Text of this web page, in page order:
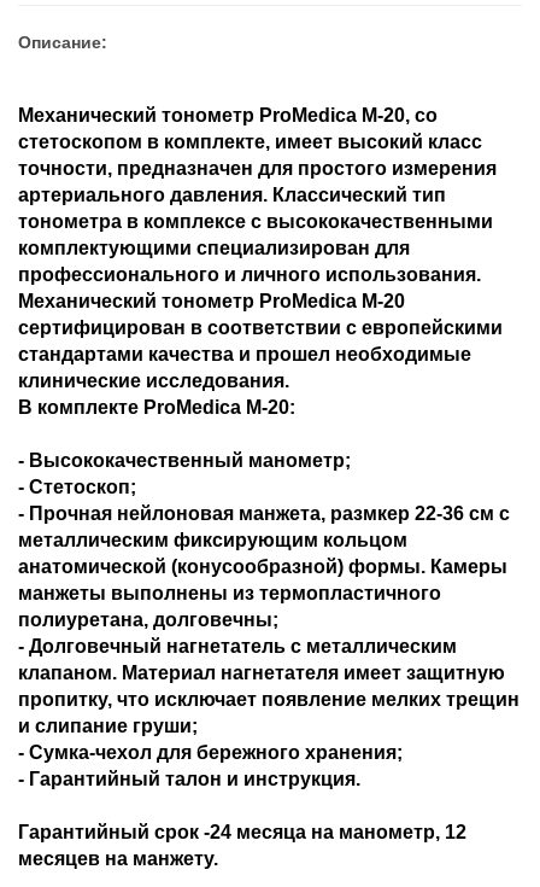
Описание:
Механический тонометр ProMedica M-20, со
стетоскопом в комплекте, имеет высокий класс
точности, предназначен для простого измерения
артериального давления. Классический тип
тонометра в комплексе с высококачественными
комплектующими специализирован для
профессионального и личного использования.
Механический тонометр ProMedica M-20
сертифицирован в соответствии с европейскими
стандартами качества и прошел необходимые
клинические исследования.
В комплекте ProMedica M-20:
- Высококачественный манометр;
- Стетоскоп;
- Прочная нейлоновая манжета, размкер 22-36 см с
металлическим фиксирующим кольцом
анатомической (конусообразной) формы. Камеры
манжеты выполнены из термопластичного
полиуретана, долговечны;
- Долговечный нагнетатель с металлическим
клапаном. Материал нагнетателя имеет защитную
пропитку, что исключает появление мелких трещин
и слипание груши;
- Сумка-чехол для бережного хранения;
- Гарантийный талон и инструкция.
Гарантийный срок -24 месяца на манометр, 12
месяцев на манжету.